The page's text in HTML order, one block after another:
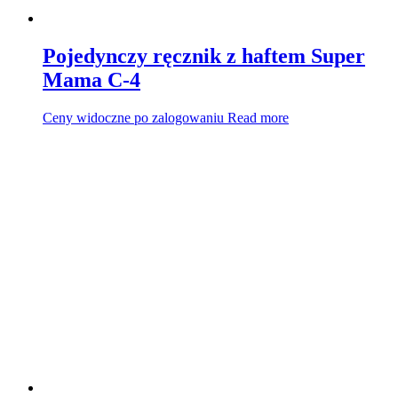
Pojedynczy ręcznik z haftem Super
Mama C-4
Ceny widoczne po zalogowaniu Read more